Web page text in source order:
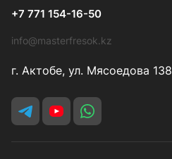
+7 771 154-16-50
info@masterfresok.kz
г. Актобе, ул. Мясоедова 138